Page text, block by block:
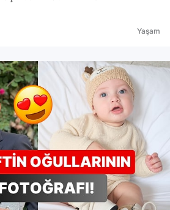
Yaşam